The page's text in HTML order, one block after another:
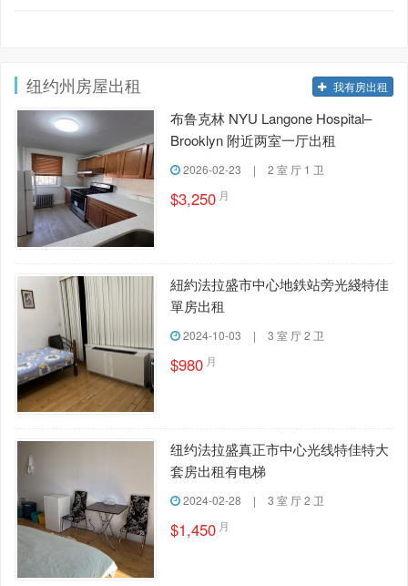
纽约州房屋出租 我有房出租
布鲁克林 NYU Langone Hospital–
Brooklyn 附近两室一厅出租
2026-02-23 | 2 室 厅 1 卫
$3,250 月
紐約法拉盛市中心地鉄站旁光綫特佳
單房出租
2024-10-03 | 3 室 厅 2 卫
$980 月
纽约法拉盛真正市中心光线特佳特大
套房出租有电梯
2024-02-28 | 3 室 厅 2 卫
$1,450 月